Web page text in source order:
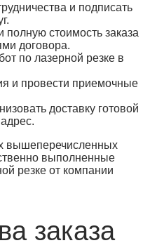
и подписать
полную стоимость заказа
договора.
по лазерной резке в
и провести приемочные
доставку готовой
вышеперечисленных
выполненные
резке от компании
заказа